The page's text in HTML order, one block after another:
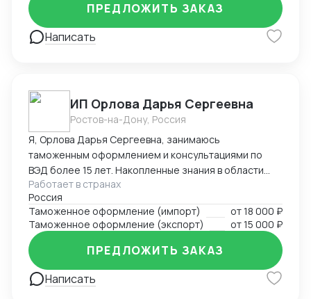
Написать
ПРЕДЛОЖИТЬ ЗАКАЗ
ИП Орлова Дарья Сергеевна
Ростов-на-Дону, Россия
Я, Орлова Дарья Сергеевна, занимаюсь
таможенным оформлением и консультациями по
ВЭД более 15 лет. Накопленные знания в области
оформления импортируемых и экспортируемых
грузов участников ВЭД позволяют проводить
таможенное оформление в кратчайшие сроки,
избежать досадных ошибок, штрафов, санкций и
сэкономить ваши ресурсы! Успешный опыт
долгосрочных партнерских отношений с
компаниями – позволил завоевать положительную
Работает в странах
Россия
Таможенное оформление (импорт)
от18 000 ₽
Таможенное оформление (экспорт)
от15 000 ₽
Написать
ПРЕДЛОЖИТЬ ЗАКАЗ